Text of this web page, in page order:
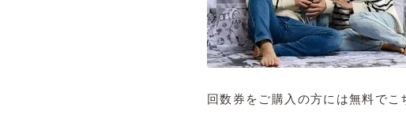
回数券をご購入の方には無料で